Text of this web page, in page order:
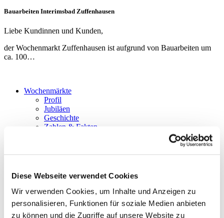
Diese Webseite verwendet Cookies
Wir verwenden Cookies, um Inhalte und Anzeigen zu
personalisieren, Funktionen für soziale Medien anbieten
zu können und die Zugriffe auf unsere Website zu
Bauarbeiten Interimsbad Zuffenhausen
Liebe Kundinnen und Kunden,
der Wochenmarkt Zuffenhausen ist aufgrund von Bauarbeiten um
ca. 100…
Wochenmärkte
Profil
Jubiläen
Geschichte
Zahlen & Fakten
Service
Aktuell
Social Media
Downloads
Kontakt